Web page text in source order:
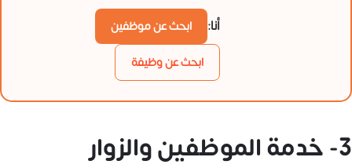
أنا:
ابحث عن موظفين
ابحث عن وظيفة
3- خدمة الموظفين والزوار